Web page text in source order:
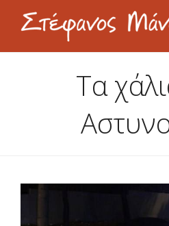
Τα